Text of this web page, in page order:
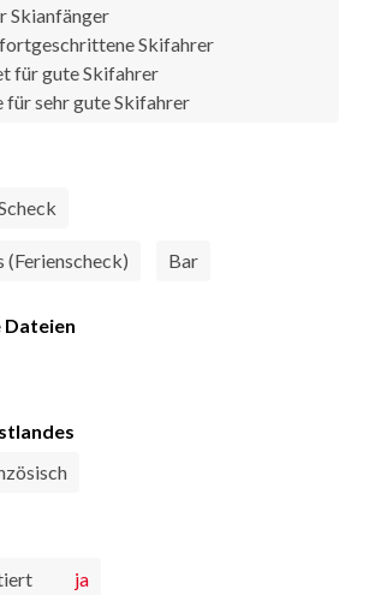
Skianfänger
Skifahrer
für gute Skifahrer
für sehr gute Skifahrer
(Ferienscheck) Bar
ja